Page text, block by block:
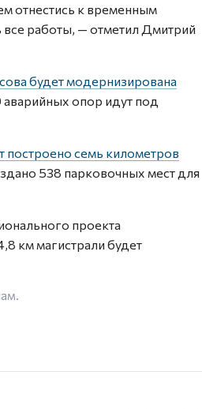
отнестись к временным
все работы, — отметил Дмитрий
будет модернизирована
аварийных опор идут под
построено семь километров
538 парковочных мест для
проекта
км магистрали будет